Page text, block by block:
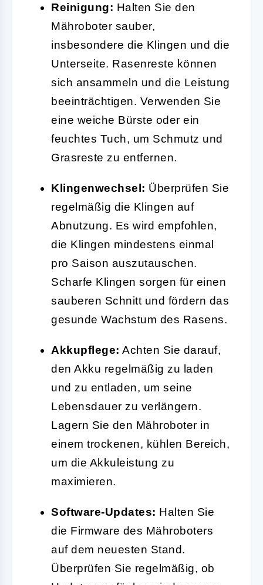
Reinigung: Halten Sie den
Mähroboter sauber,
insbesondere die Klingen und die
Unterseite. Rasenreste können
sich ansammeln und die Leistung
beeinträchtigen. Verwenden Sie
eine weiche Bürste oder ein
feuchtes Tuch, um Schmutz und
Grasreste zu entfernen.
Klingenwechsel: Überprüfen Sie
regelmäßig die Klingen auf
Abnutzung. Es wird empfohlen,
die Klingen mindestens einmal
pro Saison auszutauschen.
Scharfe Klingen sorgen für einen
sauberen Schnitt und fördern das
gesunde Wachstum des Rasens.
Akkupflege: Achten Sie darauf,
den Akku regelmäßig zu laden
und zu entladen, um seine
Lebensdauer zu verlängern.
Lagern Sie den Mähroboter in
einem trockenen, kühlen Bereich,
um die Akkuleistung zu
maximieren.
Software-Updates: Halten Sie
die Firmware des Mähroboters
auf dem neuesten Stand.
Überprüfen Sie regelmäßig, ob